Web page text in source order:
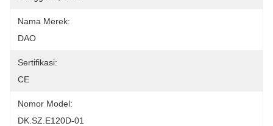
Nama Merek:
DAO
Sertifikasi:
CE
Nomor Model:
DK.SZ.E120D-01